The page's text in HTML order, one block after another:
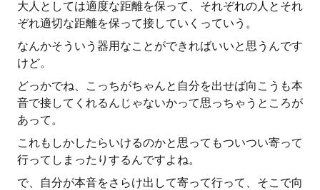
大人としては適度な距離を保って、それぞれの人とそれ
ぞれ適切な距離を保って接していくっていう。
なんかそういう器用なことができればいいと思うんです
けど。
どっかでね、こっちがちゃんと自分を出せば向こうも本
音で接してくれるんじゃないかって思っちゃうところが
あって。
これもしかしたらいけるのかと思ってもついつい寄って
行ってしまったりするんですよね。
で、自分が本音をさらけ出して寄って行って、そこで向